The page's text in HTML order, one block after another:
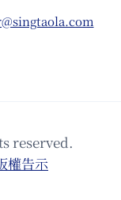
reserved.
權告⽰